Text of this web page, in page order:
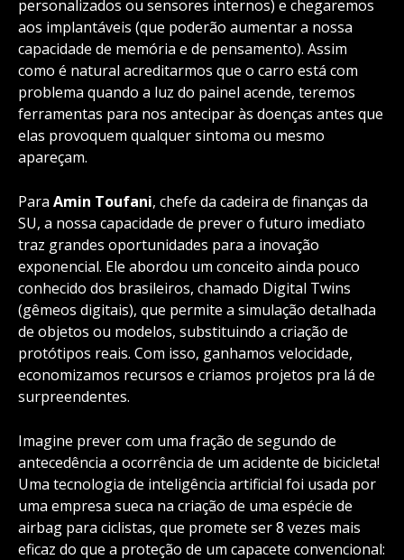
personalizados ou sensores internos) e chegaremos
aos implantáveis (que poderão aumentar a nossa
capacidade de memória e de pensamento). Assim
como é natural acreditarmos que o carro está com
problema quando a luz do painel acende, teremos
ferramentas para nos antecipar às doenças antes que
elas provoquem qualquer sintoma ou mesmo
apareçam.
Para Amin Toufani, chefe da cadeira de finanças da
SU, a nossa capacidade de prever o futuro imediato
traz grandes oportunidades para a inovação
exponencial. Ele abordou um conceito ainda pouco
conhecido dos brasileiros, chamado Digital Twins
(gêmeos digitais), que permite a simulação detalhada
de objetos ou modelos, substituindo a criação de
protótipos reais. Com isso, ganhamos velocidade,
economizamos recursos e criamos projetos pra lá de
surpreendentes.
Imagine prever com uma fração de segundo de
antecedência a ocorrência de um acidente de bicicleta!
Uma tecnologia de inteligência artificial foi usada por
uma empresa sueca na criação de uma espécie de
airbag para ciclistas, que promete ser 8 vezes mais
eficaz do que a proteção de um capacete convencional: